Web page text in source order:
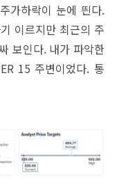
가하락이 눈에 띈다.
이르지만 최근의 주
보인다. 내가 파악한
15 주변이었다. 통